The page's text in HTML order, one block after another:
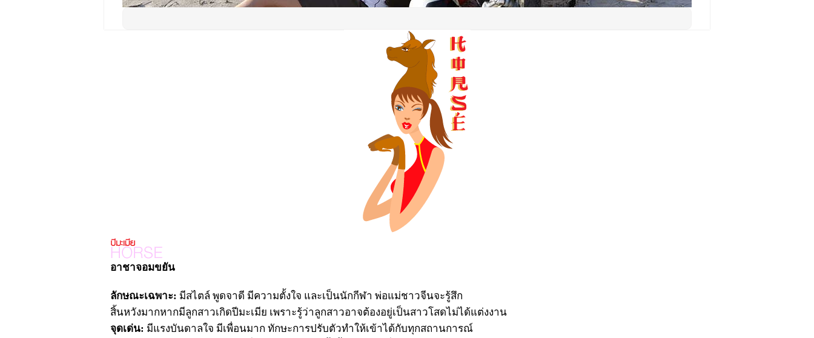
อาชาจอมขยัน
ลักษณะเฉพาะ: มีสไตล์ พูดจาดี มีความตั้งใจ และเป็นนักกีฬา พ่อแม่ชาวจีนจะรู้สึก
สิ้นหวังมากหากมีลูกสาวเกิดปีมะเมีย เพราะรู้ว่าลูกสาวอาจต้องอยู่เป็นสาวโสดไม่ได้แต่งงาน
จุดเด่น: มีแรงบันดาลใจ มีเพื่อนมาก ทักษะการปรับตัวทำให้เข้าได้กับทุกสถานการณ์